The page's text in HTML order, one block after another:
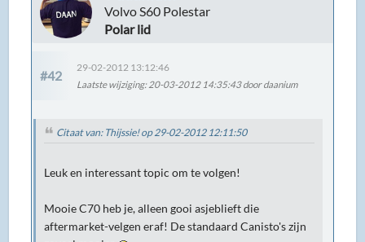
Volvo S60 Polestar
Polar lid
#42
29-02-2012 13:12:46
Laatste wijziging: 20-03-2012 14:35:43 door daanium
Citaat van: Thijssie! op 29-02-2012 12:11:50
Leuk en interessant topic om te volgen!
Mooie C70 heb je, alleen gooi asjeblieft die
aftermarket-velgen eraf! De standaard Canisto's zijn